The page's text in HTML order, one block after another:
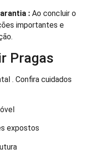
: Ao concluir o
importantes e
Pragas
. Confira cuidados
expostos